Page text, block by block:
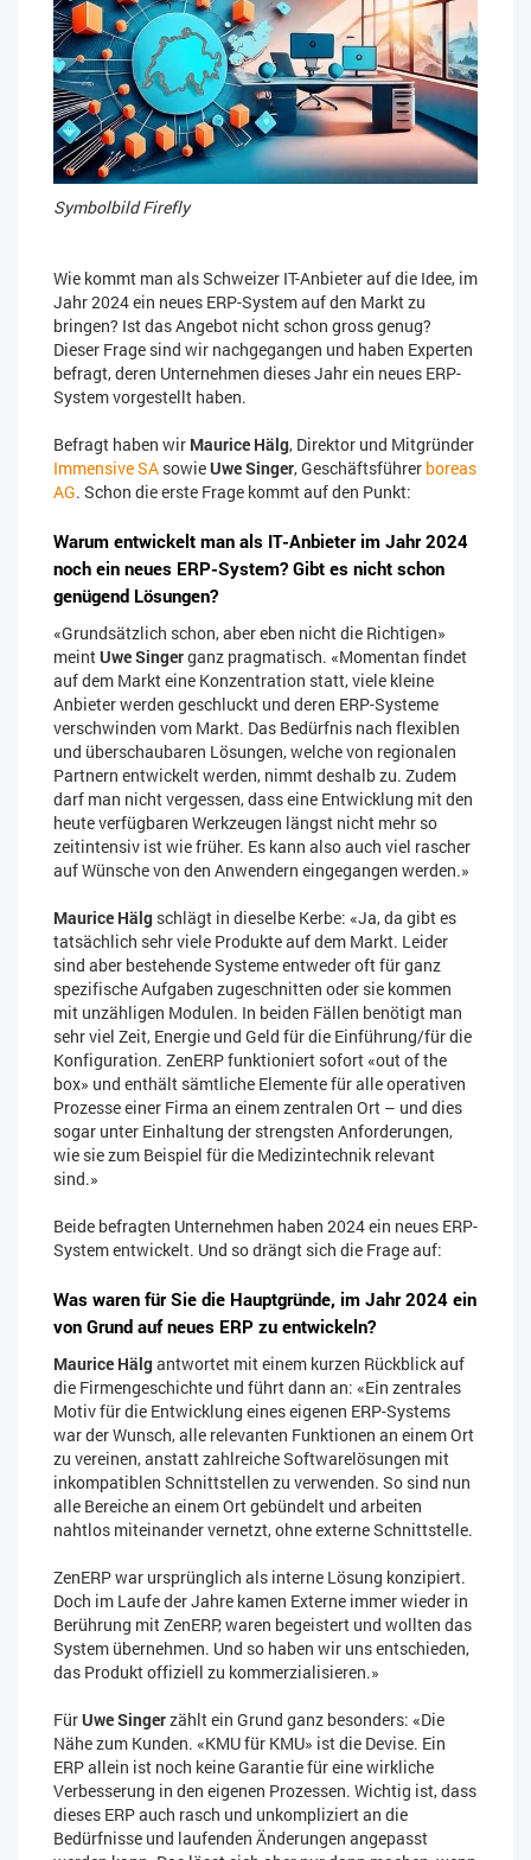
Symbolbild Firefly
Wie kommt man als Schweizer IT-Anbieter auf die Idee, im
Jahr 2024 ein neues ERP-System auf den Markt zu
bringen? Ist das Angebot nicht schon gross genug?
Dieser Frage sind wir nachgegangen und haben Experten
befragt, deren Unternehmen dieses Jahr ein neues ERP-
System vorgestellt haben.
Befragt haben wir Maurice Hälg, Direktor und Mitgründer
Immensive SA sowieUwe Singer, Geschäftsführer boreas
AG. Schon die erste Frage kommt auf den Punkt:
Warum entwickelt man als IT-Anbieter im Jahr 2024
noch ein neues ERP-System? Gibt es nicht schon
genügend Lösungen?
«Grundsätzlich schon, aber eben nicht die Richtigen»
meintUwe Singerganz pragmatisch. «Momentan findet
auf dem Markt eine Konzentration statt, viele kleine
Anbieter werden geschluckt und deren ERP-Systeme
verschwinden vom Markt. Das Bedürfnis nach flexiblen
und überschaubaren Lösungen, welche von regionalen
Partnern entwickelt werden, nimmt deshalb zu. Zudem
darf man nicht vergessen, dass eine Entwicklung mit den
heute verfügbaren Werkzeugen längst nicht mehr so
zeitintensiv ist wie früher. Es kann also auch viel rascher
auf Wünsche von den Anwendern eingegangen werden.»
Maurice Hälg schlägt in dieselbe Kerbe: «Ja, da gibt es
tatsächlich sehr viele Produkte auf dem Markt. Leider
sind aber bestehende Systeme entweder oft für ganz
spezifische Aufgaben zugeschnitten oder sie kommen
mit unzähligen Modulen. In beiden Fällen benötigt man
sehr viel Zeit, Energie und Geld für die Einführung/für die
Konfiguration. ZenERP funktioniert sofort «out of the
box» und enthält sämtliche Elemente für alle operativen
Prozesse einer Firma an einem zentralen Ort – und dies
sogar unter Einhaltung der strengsten Anforderungen,
wie sie zum Beispiel für die Medizintechnik relevant
sind.»
Beide befragten Unternehmen haben 2024 ein neues ERP-
System entwickelt. Und so drängt sich die Frage auf:
Was waren für Sie die Hauptgründe, im Jahr 2024 ein
von Grund auf neues ERP zu entwickeln?
Maurice Hälgantwortet mit einem kurzen Rückblick auf
die Firmengeschichte und führt dann an: «Ein zentrales
Motiv für die Entwicklung eines eigenen ERP-Systems
war der Wunsch, alle relevanten Funktionen an einem Ort
zu vereinen, anstatt zahlreiche Softwarelösungen mit
inkompatiblen Schnittstellen zu verwenden. So sind nun
alle Bereiche an einem Ort gebündelt und arbeiten
nahtlos miteinander vernetzt, ohne externe Schnittstelle.
ZenERP war ursprünglich als interne Lösung konzipiert.
Doch im Laufe der Jahre kamen Externe immer wieder in
Berührung mit ZenERP, waren begeistert und wollten das
System übernehmen. Und so haben wir uns entschieden,
das Produkt offiziell zu kommerzialisieren.»
FürUwe Singerzählt ein Grund ganz besonders: «Die
Nähe zum Kunden. «KMU für KMU» ist die Devise. Ein
ERP allein ist noch keine Garantie für eine wirkliche
Verbesserung in den eigenen Prozessen. Wichtig ist, dass
dieses ERP auch rasch und unkompliziert an die
Bedürfnisse und laufenden Änderungen angepasst